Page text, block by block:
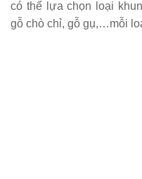
có thể lựa chọn loại
gỗ chò chỉ, gỗ gụ,…mỗi